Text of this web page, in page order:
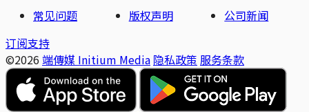
常见问题
版权声明
公司新闻
订阅支持
©2026 端傳媒 Initium Media 隐私政策 服务条款